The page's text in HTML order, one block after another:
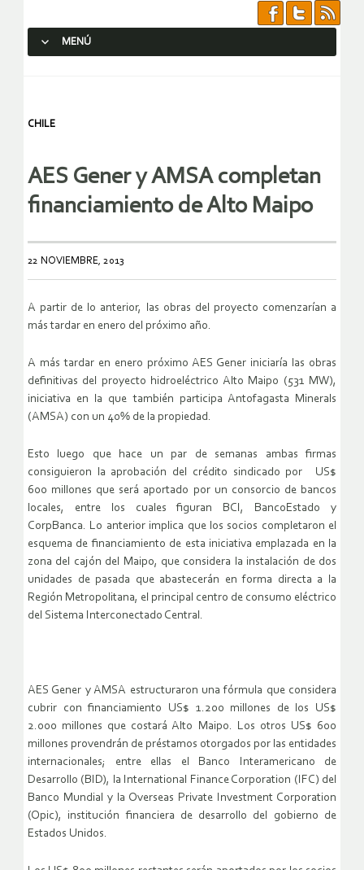
MENÚ
CHILE
AES Gener y AMSA completan
financiamiento de Alto Maipo
22 NOVIEMBRE, 2013
A partir de lo anterior, las obras del proyecto comenzarían a
más tardar en enero del próximo año.
A más tardar en enero próximo AES Gener iniciaría las obras
definitivas del proyecto hidroeléctrico Alto Maipo (531 MW),
iniciativa en la que también participa Antofagasta Minerals
(AMSA) con un 40% de la propiedad.
Esto luego que hace un par de semanas ambas firmas
consiguieron la aprobación del crédito sindicado por US$
600 millones que será aportado por un consorcio de bancos
locales, entre los cuales figuran BCI, BancoEstado y
CorpBanca. Lo anterior implica que los socios completaron el
esquema de financiamiento de esta iniciativa emplazada en la
zona del cajón del Maipo, que considera la instalación de dos
unidades de pasada que abastecerán en forma directa a la
Región Metropolitana, el principal centro de consumo eléctrico
del Sistema Interconectado Central.
AES Gener y AMSA estructuraron una fórmula que considera
cubrir con financiamiento US$ 1.200 millones de los US$
2.000 millones que costará Alto Maipo. Los otros US$ 600
millones provendrán de préstamos otorgados por las entidades
internacionales; entre ellas el Banco Interamericano de
Desarrollo (BID), la International Finance Corporation (IFC) del
Banco Mundial y la Overseas Private Investment Corporation
(Opic), institución financiera de desarrollo del gobierno de
Estados Unidos.